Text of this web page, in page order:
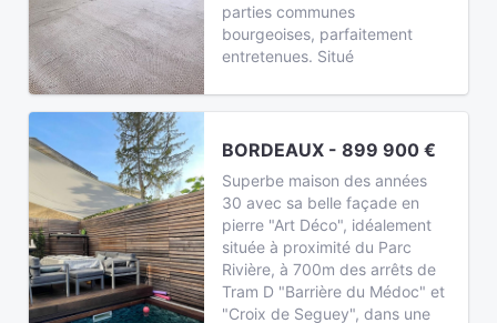
parties communes
bourgeoises, parfaitement
entretenues. Situé
BORDEAUX - 899 900 €
Superbe maison des années
30 avec sa belle façade en
pierre "Art Déco", idéalement
située à proximité du Parc
Rivière, à 700m des arrêts de
Tram D "Barrière du Médoc" et
"Croix de Seguey", dans une